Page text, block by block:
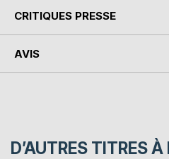
CRITIQUES PRESSE
AVIS
D’AUTRES TITRES